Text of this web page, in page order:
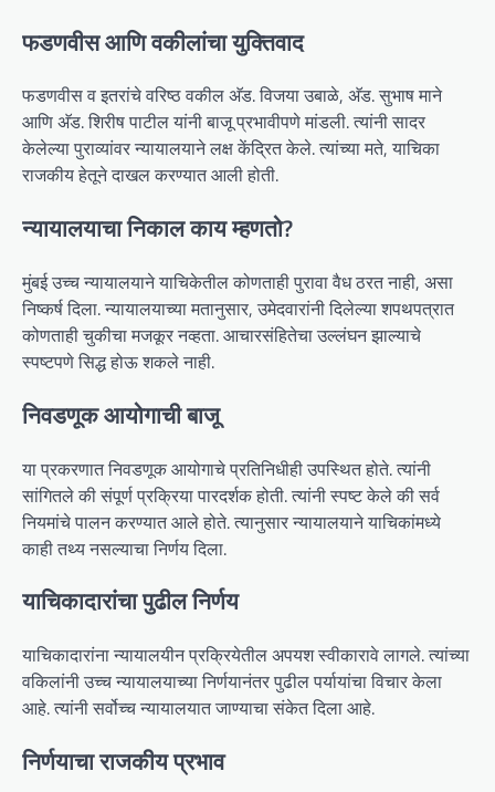
फडणवीस आणि वकीलांचा युक्तिवाद
फडणवीस व इतरांचे वरिष्ठ वकील अ‍ॅड. विजया उबाळे, अ‍ॅड. सुभाष माने
आणि अ‍ॅड. शिरीष पाटील यांनी बाजू प्रभावीपणे मांडली. त्यांनी सादर
केलेल्या पुराव्यांवर न्यायालयाने लक्ष केंद्रित केले. त्यांच्या मते, याचिका
राजकीय हेतूने दाखल करण्यात आली होती.
न्यायालयाचा निकाल काय म्हणतो?
मुंबई उच्च न्यायालयाने याचिकेतील कोणताही पुरावा वैध ठरत नाही, असा
निष्कर्ष दिला. न्यायालयाच्या मतानुसार, उमेदवारांनी दिलेल्या शपथपत्रात
कोणताही चुकीचा मजकूर नव्हता. आचारसंहितेचा उल्लंघन झाल्याचे
स्पष्टपणे सिद्ध होऊ शकले नाही.
निवडणूक आयोगाची बाजू
या प्रकरणात निवडणूक आयोगाचे प्रतिनिधीही उपस्थित होते. त्यांनी
सांगितले की संपूर्ण प्रक्रिया पारदर्शक होती. त्यांनी स्पष्ट केले की सर्व
नियमांचे पालन करण्यात आले होते. त्यानुसार न्यायालयाने याचिकांमध्ये
काही तथ्य नसल्याचा निर्णय दिला.
याचिकादारांचा पुढील निर्णय
याचिकादारांना न्यायालयीन प्रक्रियेतील अपयश स्वीकारावे लागले. त्यांच्या
वकिलांनी उच्च न्यायालयाच्या निर्णयानंतर पुढील पर्यायांचा विचार केला
आहे. त्यांनी सर्वोच्च न्यायालयात जाण्याचा संकेत दिला आहे.
निर्णयाचा राजकीय प्रभाव